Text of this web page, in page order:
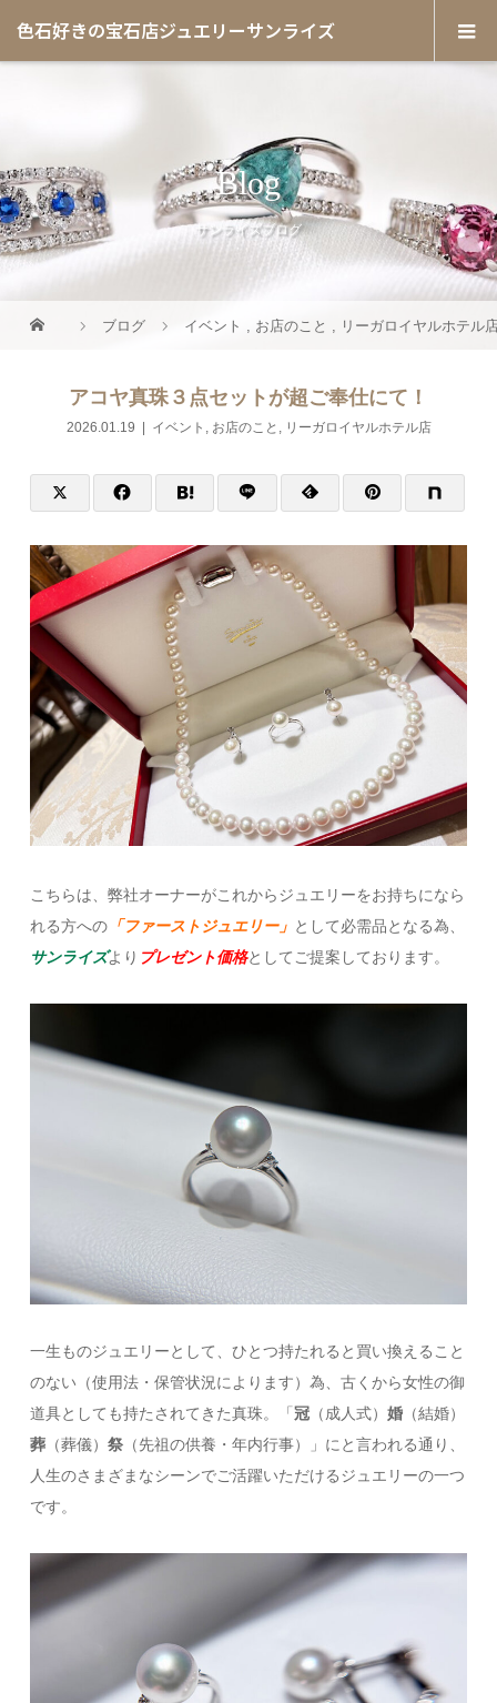
色石好きの宝石店ジュエリーサンライズ
Blog
サンライズブログ
ブログ イベント , お店のこと , リーガロイヤルホテル
アコヤ真珠３点セットが超ご奉仕にて！
2026.01.19 イベント , お店のこと , リーガロイヤルホテル店
こちらは、弊社オーナーがこれからジュエリーをお持ちになら
れる方への 「ファーストジュエリー」 として必需品となる為、
サンライズより プレゼント価格としてご提案しております。
一生ものジュエリーとして、ひとつ持たれると買い換えること
のない（使用法・保管状況によります）為、古くから女性の御
道具としても持たされてきた真珠。「冠 （成人式）婚 （結婚）
葬 （葬儀）祭 （先祖の供養・年内行事）」にと言われる通り、
人生のさまざまなシーンでご活躍いただけるジュエリーの一つ
です。